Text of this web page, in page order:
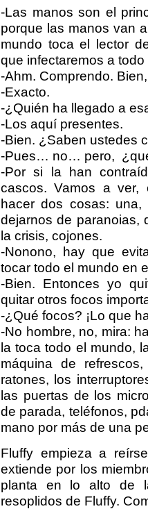
-Las manos son el
porque las manos van
mundo toca el lector
que infectaremos a
-Ahm. Comprendo.
-Exacto.
-¿Quién ha llegado a
-Los aquí presentes.
-Bien. ¿Saben ustedes
-Pues… no… pero,
-Por si la han
cascos. Vamos a ver,
hacer dos cosas:
dejarnos de paranoias,
la crisis, cojones.
-Nonono, hay que
tocar todo el mundo en
-Bien. Entonces yo
quitar otros focos
-¿Qué focos? ¡Lo que
-No hombre, no, mira:
la toca todo el mundo,
máquina de
ratones, los
las puertas de los
de parada, teléfonos,
mano por más de una
Fluffy empieza a
extiende por los
planta en lo alto de
resoplidos de Fluffy.